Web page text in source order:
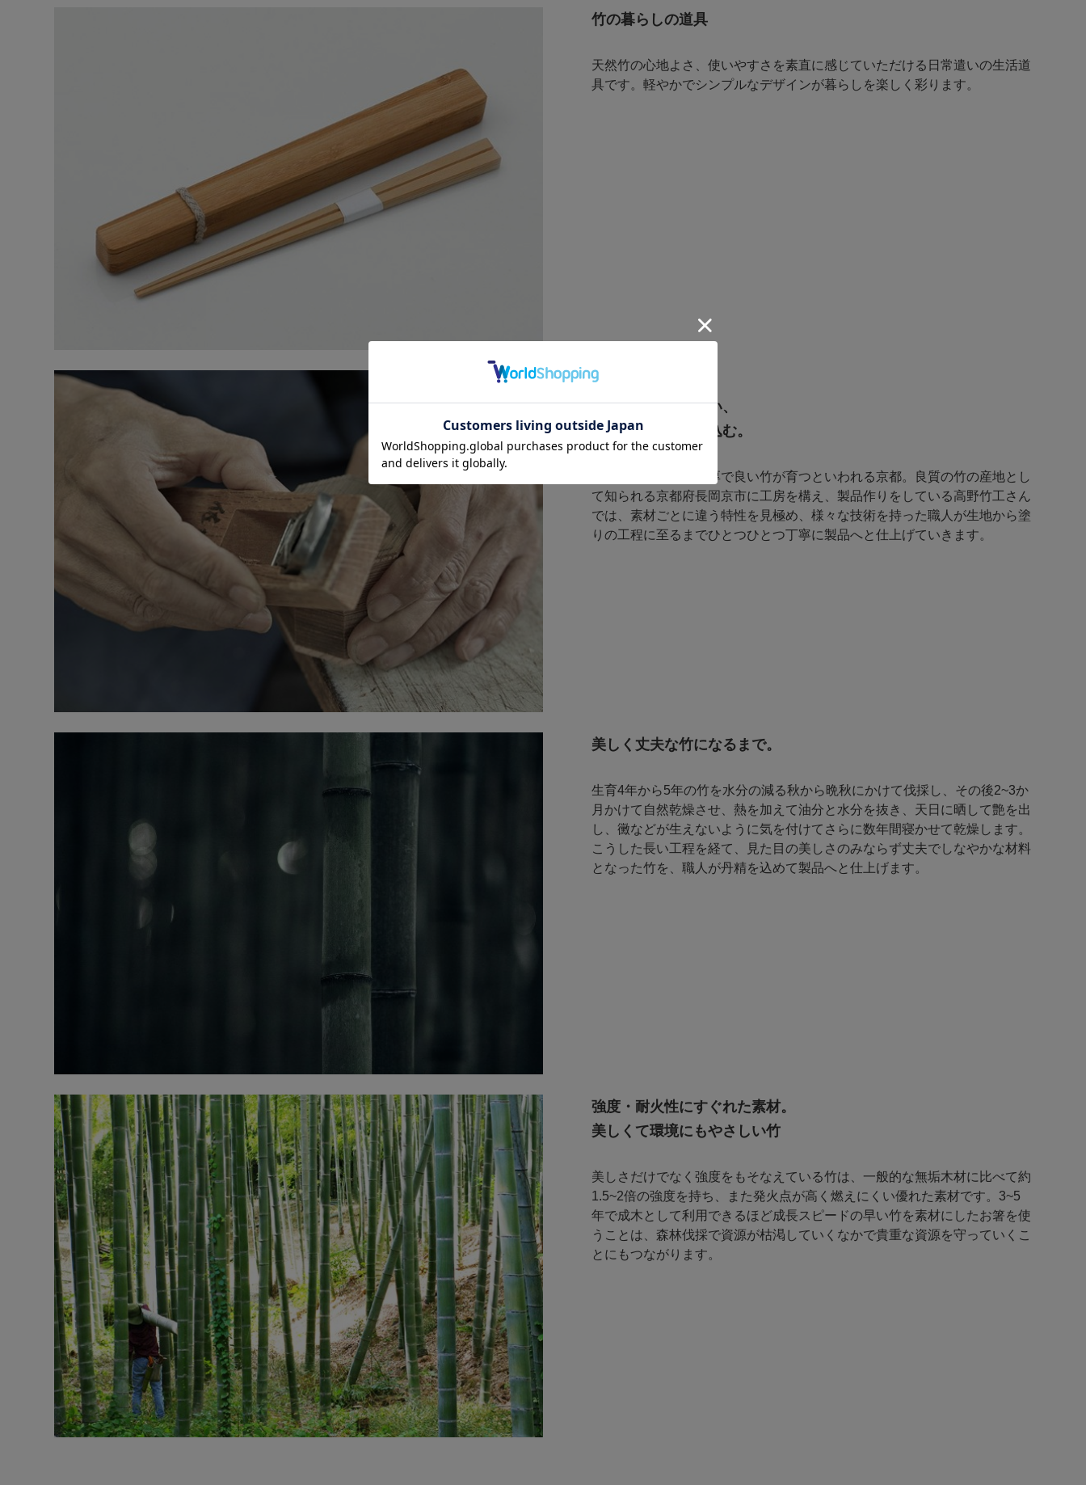
竹の暮らしの道具
天然竹の心地よさ、使いやすさを素直に感じていただける日常遣いの生活道
具です。軽やかでシンプルなデザインが暮らしを楽しく彩ります。
高野竹工
自然素材と向き合い、
新たな息吹を吹き込む。
寒暖の差が激しく肉厚で良い竹が育つといわれる京都。良質の竹の産地とし
て知られる京都府長岡京市に工房を構え、製品作りをしている高野竹工さん
では、素材ごとに違う特性を見極め、様々な技術を持った職人が生地から塗
りの工程に至るまでひとつひとつ丁寧に製品へと仕上げていきます。
美しく丈夫な竹になるまで。
生育4年から5年の竹を水分の減る秋から晩秋にかけて伐採し、その後2~3か
月かけて自然乾燥させ、熱を加えて油分と水分を抜き、天日に晒して艶を出
し、黴などが生えないように気を付けてさらに数年間寝かせて乾燥します。
こうした長い工程を経て、見た目の美しさのみならず丈夫でしなやかな材料
となった竹を、職人が丹精を込めて製品へと仕上げます。
強度・耐火性にすぐれた素材。
美しくて環境にもやさしい竹
美しさだけでなく強度をもそなえている竹は、一般的な無垢木材に比べて約
1.5~2倍の強度を持ち、また発火点が高く燃えにくい優れた素材です。3~5
年で成木として利用できるほど成長スピードの早い竹を素材にしたお箸を使
うことは、森林伐採で資源が枯渇していくなかで貴重な資源を守っていくこ
とにもつながります。